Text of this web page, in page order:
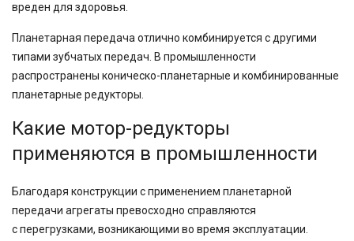
вреден для здоровья.
Планетарная передача отлично комбинируется с другими
типами зубчатых передач. В промышленности
распространены коническо-планетарные и комбинированные
планетарные редукторы.
Какие мотор-редукторы
применяются в промышленности
Благодаря конструкции с применением планетарной
передачи агрегаты превосходно справляются
сперегрузками, возникающими во время эксплуатации.